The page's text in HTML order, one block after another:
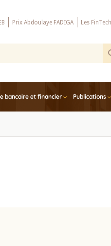
Prix Abdoulaye FADIGA Les
bancaire et financier Publications